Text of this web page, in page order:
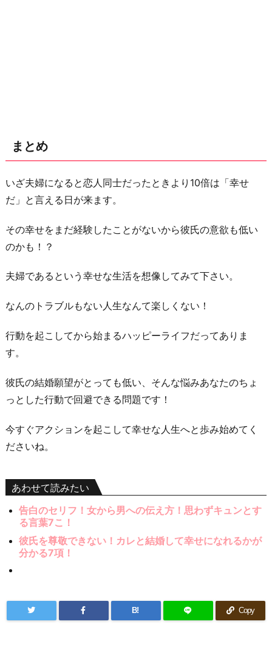
まとめ
いざ夫婦になると恋人同士だったときより10倍は「幸せ
だ」と言える日が来ます。
その幸せをまだ経験したことがないから彼氏の意欲も低い
のかも！？
夫婦であるという幸せな生活を想像してみて下さい。
なんのトラブルもない人生なんて楽しくない！
行動を起こしてから始まるハッピーライフだってありま
す。
彼氏の結婚願望がとっても低い、そんな悩みあなたのちょ
っとした行動で回避できる問題です！
今すぐアクションを起こして幸せな人生へと歩み始めてく
ださいね。
あわせて読みたい
告白のセリフ！女から男への伝え方！思わずキュンとす
る言葉7こ！
彼氏を尊敬できない！カレと結婚して幸せになれるかが
分かる7項！
B! Copy